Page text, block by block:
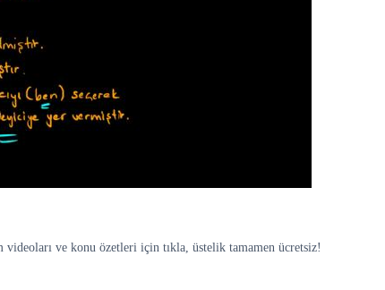
ve konu özetleri için tıkla, üstelik tamamen ücretsiz!